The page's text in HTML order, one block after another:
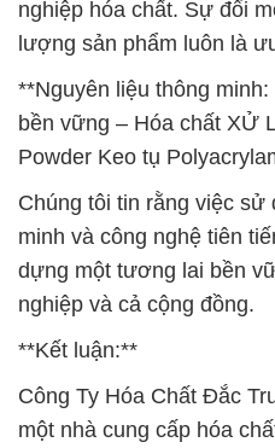
nghiệp hóa chất. Sự đổi
lượng sản phẩm luôn là
**Nguyên liệu thông
bền vững – Hóa chất XỬ
Powder Keo tụ
Chúng tôi tin rằng việc sử
minh và công nghệ tiên
dựng một tương lai bền
nghiệp và cả cộng đồng.
**Kết luận:**
Công Ty Hóa Chất Đắc
một nhà cung cấp hóa